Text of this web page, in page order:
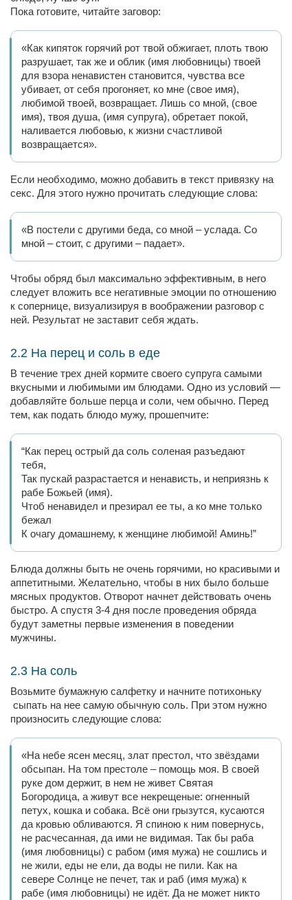
Пока готовите, читайте заговор:
«Как кипяток горячий рот твой обжигает, плоть твою
разрушает, так же и облик (имя любовницы) твоей
для взора ненавистен становится, чувства все
убивает, от себя прогоняет, ко мне (свое имя),
любимой твоей, возвращает. Лишь со мной, (свое
имя), твоя душа, (имя супруга), обретает покой,
наливается любовью, к жизни счастливой
возвращается».
Если необходимо, можно добавить в текст привязку на
секс. Для этого нужно прочитать следующие слова:
«В постели с другими беда, со мной – услада. Со
мной – стоит, с другими – падает».
Чтобы обряд был максимально эффективным, в него
следует вложить все негативные эмоции по отношению
к сопернице, визуализируя в воображении разговор с
ней. Результат не заставит себя ждать.
2.2 На перец и соль в еде
В течение трех дней кормите своего супруга самыми
вкусными и любимыми им блюдами. Одно из условий —
добавляйте больше перца и соли, чем обычно. Перед
тем, как подать блюдо мужу, прошепчите:
“Как перец острый да соль соленая разъедают
тебя,
Так пускай разрастается и ненависть, и неприязнь к
рабе Божьей (имя).
Чтоб ненавидел и презирал ее ты, а ко мне только
бежал
К очагу домашнему, к женщине любимой! Аминь!”
Блюда должны быть не очень горячими, но красивыми и
аппетитными. Желательно, чтобы в них было больше
мясных продуктов. Отворот начнет действовать очень
быстро. А спустя 3-4 дня после проведения обряда
будут заметны первые изменения в поведении
мужчины.
2.3 На соль
Возьмите бумажную салфетку и начните потихоньку
сыпать на нее самую обычную соль. При этом нужно
произносить следующие слова:
«На небе ясен месяц, злат престол, что звёздами
обсыпан. На том престоле – помощь моя. В своей
руке дом держит, в нем не живет Святая
Богородица, а живут все некрещеные: огненный
петух, кошка и собака. Всё они грызутся, кусаются
да кровью обливаются. Я спиною к ним повернусь,
не расчесанная, да ими не видимая. Так бы раба
(имя любовницы) с рабом (имя мужа) не сошлись и
не жили, еды не ели, да воды не пили. Как на
севере Солнце не печет, так и раб (имя мужа) к
рабе (имя любовницы) не идёт. Да не может никто